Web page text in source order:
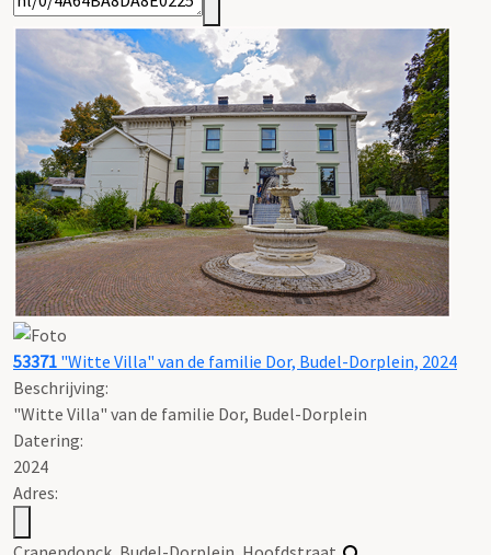
53371 "Witte Villa" van de familie Dor, Budel-Dorplein, 2024
Beschrijving:
"Witte Villa" van de familie Dor, Budel-Dorplein
Datering:
2024
Adres: